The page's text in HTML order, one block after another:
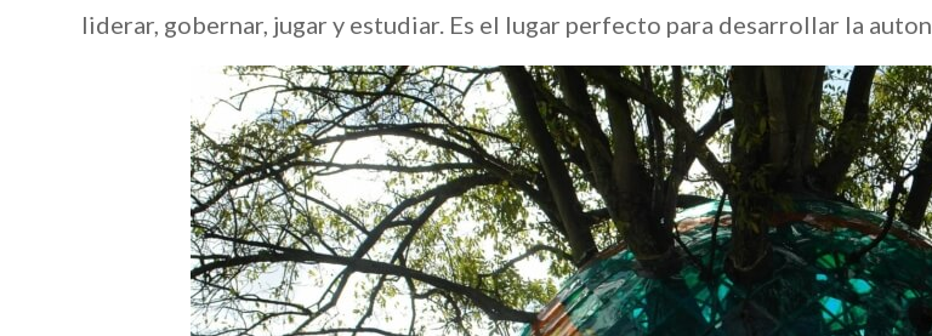
liderar, gobernar, jugar y estudiar. Es el lugar perfecto para desarrollar la